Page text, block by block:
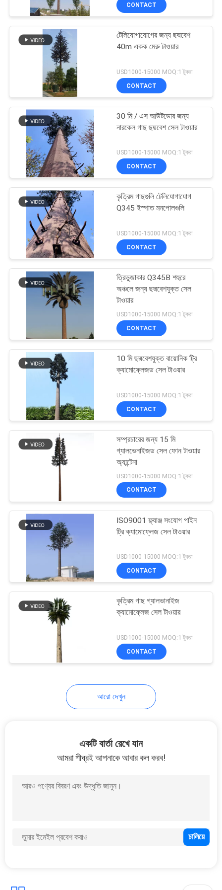
নিয়ন্ত্রণ
যোগাযোগ
খবর
উদ্ধৃতির
আবেদন
সাইট
ম্যাপ
PRIVACY
POLICY
মনোপোল স্টিল টাওয়ার
গুয়েড ওয়্যার টাওয়ার
3 লেগড টাওয়ার
22
4 লেগড টাওয়ার
43
ক্যামোফ্লেজ সেল টাওয়ার
মোবাইল সেল টাওয়ার
দ্রুত মোতায়েন টাওয়ার
CONTACT
টেলিযোগাযোগের জন্য ছদ্মবেশ
40m একক মেরু টাওয়ার
USD1000-15000 MOQ:1 টুকরা
CONTACT
30 মি / এস আউটডোর জন্য
নারকেল গাছ ছদ্মবেশ সেল টাওয়ার
USD1000-15000 MOQ:1 টুকরা
CONTACT
কৃত্রিম গাছগুলি টেলিযোগাযোগ
Q345 ইস্পাত মনপোলগুলি
USD1000-15000 MOQ:1 টুকরা
CONTACT
ত্রিভুজাকার Q345B শহুরে
অঞ্চলে জন্য ছদ্মবেশযুক্ত সেল
টাওয়ার
USD1000-15000 MOQ:1 টুকরা
CONTACT
10 মি ছদ্মবেশযুক্ত বায়োনিক ট্রি
ক্যামোফ্লেজড সেল টাওয়ার
USD1000-15000 MOQ:1 টুকরা
CONTACT
সম্প্রচারের জন্য 15 মি
গ্যালভেনাইজড সেল ফোন টাওয়ার
অ্যান্টেনা
USD1000-15000 MOQ:1 টুকরা
CONTACT
ISO9001 ফ্ল্যাঞ্জ সংযোগ পাইন
ট্রি ক্যামোফ্লেজ সেল টাওয়ার
USD1000-15000 MOQ:1 টুকরা
CONTACT
কৃত্রিম গাছ গ্যালভানাইজ
ক্যামোফ্লেজ সেল টাওয়ার
USD1000-15000 MOQ:1 টুকরা
CONTACT
আরো দেখুন
একটি বার্তা রেখে যান
আমরা শীঘ্রই আপনাকে আবার কল করব!